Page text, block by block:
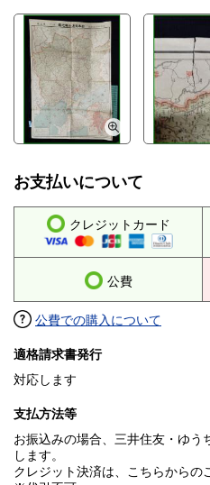
お支払いについて
クレジットカード
公費
公費での購入について
適格請求書発行
対応します
支払方法等
お振込みの場合、三井住友・ゆう
します。
クレジット決済は、こちらからの